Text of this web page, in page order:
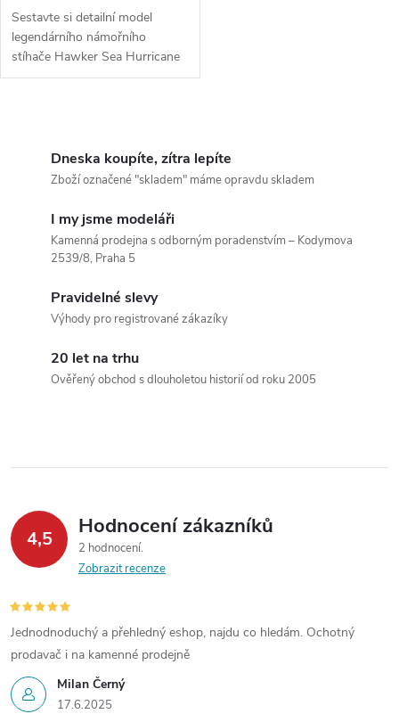
Sestavte si detailní model
legendárního námořního
stíhače Hawker Sea Hurricane
Mk.IB od renomované značky
k
y
v
ý
p
i
Dneska koupíte, zítra lepíte
Zboží označené "skladem" máme opravdu skladem
I my jsme modeláři
Kamenná prodejna s odborným poradenstvím – Kodymova
2539/8, Praha 5
Pravidelné slevy
Výhody pro registrované zákazíky
20 let na trhu
Ověřený obchod s dlouholetou historií od roku 2005
4,5 Hodnocení zákazníků
2 hodnocení
Zobrazit recenze
Milan Černý
17.6.2025
Jednodnoduchý a přehledný eshop, najdu co hledám. Ochotný
prodavač i na kamenné prodejně